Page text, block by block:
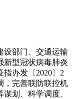
设部门、交通运输
新型冠状病毒肺炎
办发〔2020〕2
，完善联防联控机
划、科学调度、